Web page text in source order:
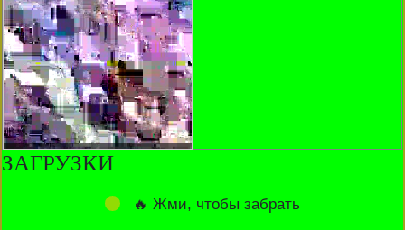
ЗАГРУЗКИ
🔥 Жми, чтобы забрать